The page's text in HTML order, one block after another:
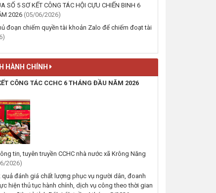
LỄ VIẾNG NGHĨA TRANG LIỆT
LIỆT SĨ 27/7
thống nhất các nội dung liên
quan đến việc sắp xếp mạng
THÔNG TIN, HỒ SƠ ĐẤT ĐAI
THỰC TẬP PHƯƠNG ÁN CHỮA
SỐ 5 SƠ KẾT CÔNG TÁC HỘI CỰU CHIẾN BINH 6
2026 (05/06/2026)
đoạn chiếm quyền tài khoản Zalo để chiếm đoạt tài
HÀNH CHÍNH
CÔNG TÁC CCHC 6 THÁNG ĐẦU NĂM 2026
tin, tuyên truyền CCHC nhà nước xã Krông Năng
2026)
quả đánh giá chất lượng phục vụ người dân, đoanh
hiện thủ tục hành chính, dịch vụ công theo thời gian